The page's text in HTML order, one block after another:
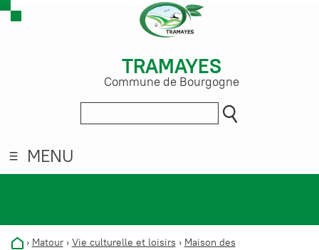
TRAMAYES
Commune de Bourgogne
MENU
› Matour› Vie culturelle et loisirs › Maison des